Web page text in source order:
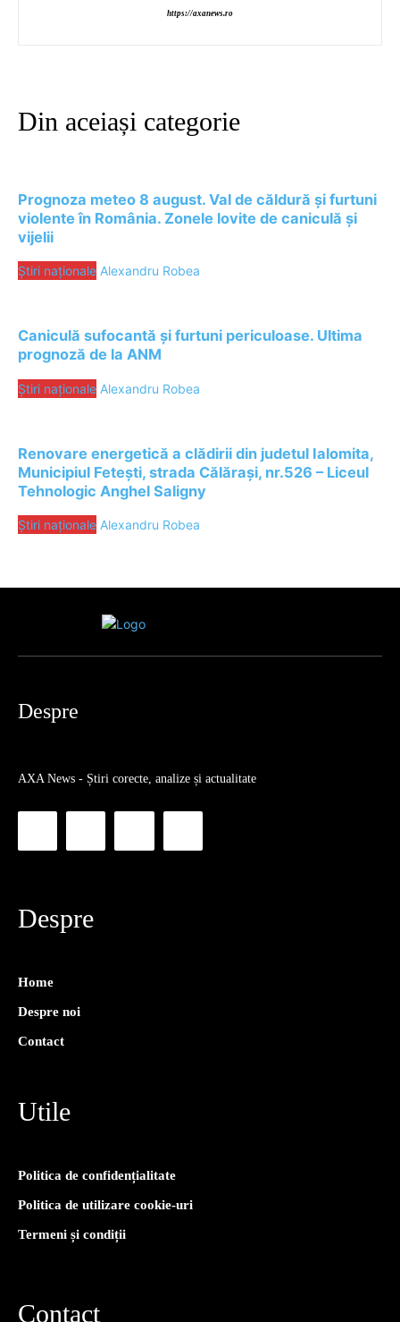
https://axanews.ro
Din aceiași categorie
Prognoza meteo 8 august. Val de căldură și furtuni
violente în România. Zonele lovite de caniculă și
vijelii
Știri naționale Alexandru Robea
Caniculă sufocantă și furtuni periculoase. Ultima
prognoză de la ANM
Știri naționale Alexandru Robea
Renovare energetică a clădirii din judetul Ialomita,
Municipiul Fetești, strada Călărași, nr.526 – Liceul
Tehnologic Anghel Saligny
Știri naționale Alexandru Robea
Despre
AXA News - Știri corecte, analize și actualitate
Despre
Home
Despre noi
Contact
Utile
Politica de confidențialitate
Politica de utilizare cookie-uri
Termeni și condiții
Contact